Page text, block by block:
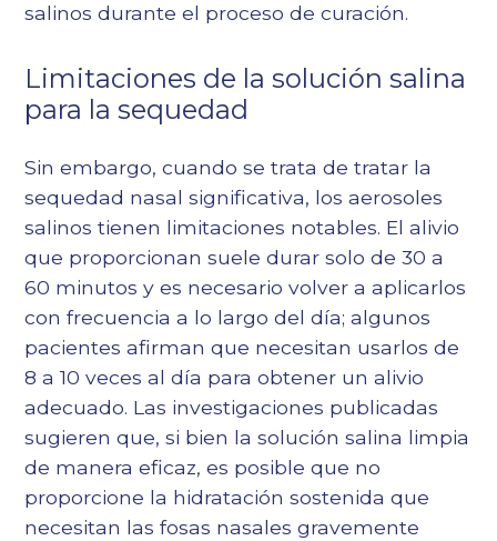
salinos durante el proceso de curación.
Limitaciones de la solución salina
para la sequedad
Sin embargo, cuando se trata de tratar la
sequedad nasal significativa, los aerosoles
salinos tienen limitaciones notables. El alivio
que proporcionan suele durar solo de 30 a
60 minutos y es necesario volver a aplicarlos
con frecuencia a lo largo del día; algunos
pacientes afirman que necesitan usarlos de
8 a 10 veces al día para obtener un alivio
adecuado. Las investigaciones publicadas
sugieren que, si bien la solución salina limpia
de manera eficaz, es posible que no
proporcione la hidratación sostenida que
necesitan las fosas nasales gravemente